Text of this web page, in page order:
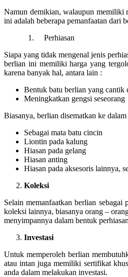
Namun demikian, walaupun memiliki
ini adalah beberapa pemanfaatan dari
1. Perhiasan
Siapa yang tidak mengenal jenis
berlian ini memiliki harga yang
karena banyak hal, antara lain :
Bentuk batu berlian yang cantik
Meningkatkan gengsi seseorang
Biasanya, berlian disematkan ke
Sebagai mata batu cincin
Liontin pada kalung
Hiasan pada gelang
Hiasan anting
Hiasan pada aksesoris lainnya,
Koleksi
Selain memanfaatkan berlian
koleksi lainnya, biasanya orang –
menyimpannya dalam bentuk
Investasi
Untuk memperoleh berlian
atau intan juga memiliki sertifikat
anda dalam melakukan investasi.